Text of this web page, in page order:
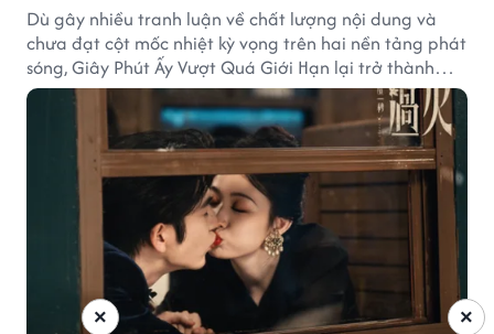
Dù gây nhiều tranh luận về chất lượng nội dung và
chưa đạt cột mốc nhiệt kỳ vọng trên hai nền tảng phát
sóng, Giây Phút Ấy Vượt Quá Giới Hạn lại trở thành
hiện tượng ở khía cạnh thương mại.
×
×